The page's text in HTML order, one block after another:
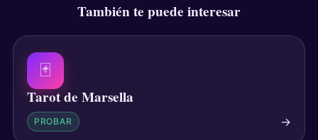
También te puede interesar
🃏
Tarot de Marsella
PROBAR →